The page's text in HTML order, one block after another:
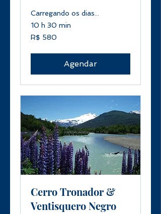
Carregando os dias...
10 h 30 min
580
Reais
R$ 580
Agendar
Cerro Tronador &
Ventisquero Negro